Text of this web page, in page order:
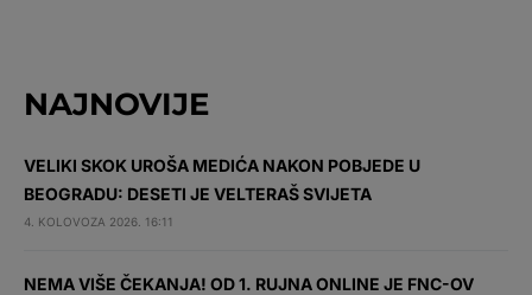
NAJNOVIJE
VELIKI SKOK UROŠA MEDIĆA NAKON POBJEDE U
BEOGRADU: DESETI JE VELTERAŠ SVIJETA
4. KOLOVOZA 2026. 16:11
NEMA VIŠE ČEKANJA! OD 1. RUJNA ONLINE JE FNC-OV